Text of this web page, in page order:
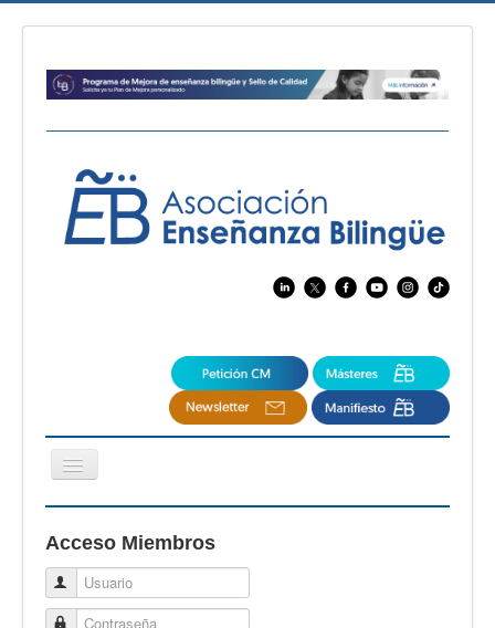
Cambiar
navegación
CertAcleB
Profesores Visitantes
Acceso Miembros
Usuario
Contraseña